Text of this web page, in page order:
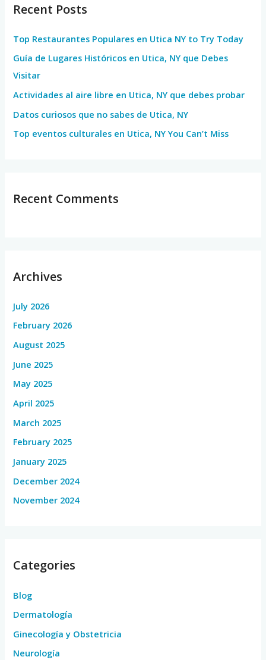
c
f
o
r
:
Recent Posts
Top Restaurantes Populares en Utica NY to Try Today
Guía de Lugares Históricos en Utica, NY que Debes
Visitar
Actividades al aire libre en Utica, NY que debes probar
Datos curiosos que no sabes de Utica, NY
Top eventos culturales en Utica, NY You Can’t Miss
Recent Comments
Archives
July 2026
February 2026
August 2025
June 2025
May 2025
April 2025
March 2025
February 2025
January 2025
December 2024
November 2024
Categories
Blog
Dermatología
Ginecología y Obstetricia
Neurología